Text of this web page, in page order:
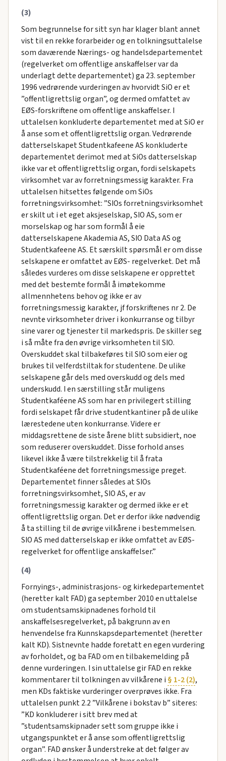
(3)
Som begrunnelse for sitt syn har klager blant annet
vist til en rekke forarbeider og en tolkningsuttalelse
som daværende Nærings- og handelsdepartementet
(regelverket om offentlige anskaffelser var da
underlagt dette departementet) ga 23. september
1996 vedrørende vurderingen av hvorvidt SiO er et
”offentligrettslig organ”, og dermed omfattet av
EØS-forskriftene om offentlige anskaffelser. I
uttalelsen konkluderte departementet med at SiO er
å anse som et offentligrettslig organ. Vedrørende
datterselskapet Studentkafeene AS konkluderte
departementet derimot med at SiOs datterselskap
ikke var et offentligrettslig organ, fordi selskapets
virksomhet var av forretningsmessig karakter. Fra
uttalelsen hitsettes følgende om SiOs
forretningsvirksomhet: ”SIOs forretningsvirksomhet
er skilt ut i et eget aksjeselskap, SIO AS, som er
morselskap og har som formål å eie
datterselskapene Akademia AS, SIO Data AS og
Studentkafeene AS. Et særskilt spørsmål er om disse
selskapene er omfattet av EØS- regelverket. Det må
således vurderes om disse selskapene er opprettet
med det bestemte formål å imøtekomme
allmennhetens behov og ikke er av
forretningsmessig karakter, jf forskriftenes nr 2. De
nevnte virksomheter driver i konkurranse og tilbyr
sine varer og tjenester til markedspris. De skiller seg
i så måte fra den øvrige virksomheten til SIO.
Overskuddet skal tilbakeføres til SIO som eier og
brukes til velferdstiltak for studentene. De ulike
selskapene går dels med overskudd og dels med
underskudd. I en særstilling står muligens
Studentkaféene AS som har en privilegert stilling
fordi selskapet får drive studentkantiner på de ulike
lærestedene uten konkurranse. Videre er
middagsrettene de siste årene blitt subsidiert, noe
som reduserer overskuddet. Disse forhold anses
likevel ikke å være tilstrekkelig til å frata
Studentkaféene det forretningsmessige preget.
Departementet finner således at SIOs
forretningsvirksomhet, SIO AS, er av
forretningsmessig karakter og dermed ikke er et
offentligrettslig organ. Det er derfor ikke nødvendig
å ta stilling til de øvrige vilkårene i bestemmelsen.
SIO AS med datterselskap er ikke omfattet av EØS-
regelverket for offentlige anskaffelser.”
(4)
Fornyings-, administrasjons- og kirkedepartementet
(heretter kalt FAD) ga september 2010 en uttalelse
om studentsamskipnadenes forhold til
anskaffelsesregelverket, på bakgrunn av en
henvendelse fra Kunnskapsdepartementet (heretter
kalt KD). Sistnevnte hadde foretatt en egen vurdering
av forholdet, og ba FAD om en tilbakemelding på
denne vurderingen. I sin uttalelse gir FAD en rekke
kommentarer til tolkningen av vilkårene i § 1-2 (2),
men KDs faktiske vurderinger overprøves ikke. Fra
uttalelsen punkt 2.2 ”Vilkårene i bokstav b” siteres:
”KD konkluderer i sitt brev med at
”studentsamskipnader sett som gruppe ikke i
utgangspunktet er å anse som offentligrettslig
organ”. FAD ønsker å understreke at det følger av